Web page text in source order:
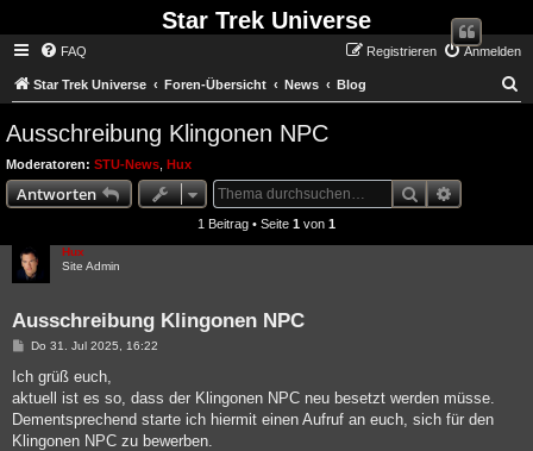
Star Trek Universe
FAQ Anmelden
Registrieren
Star Trek Universe Foren-Übersicht News Blog
Ausschreibung Klingonen NPC
Moderatoren: STU-News Hux
Antworten SucheErweiterte
1 Beitrag • Seite 1 von 1
Hux
Site Admin
Ausschreibung Klingonen NPC
Beitrag
Do 31. Jul 2025, 16:22
Ich grüß euch,
aktuell ist es so, dass der Klingonen NPC neu besetzt werden müsse.
Dementsprechend starte ich hiermit einen Aufruf an euch, sich für den
Klingonen NPC zu bewerben.